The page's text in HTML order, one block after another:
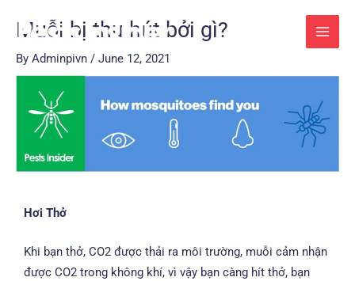
content
Muỗi bị thu hút bởi gì?
By Adminpivn / June 12, 2021
Hơi Thở
Khi bạn thở, CO2 được thải ra môi trường, muỗi cảm nhận
được CO2 trong không khí, vì vậy bạn càng hít thở, bạn
navigation